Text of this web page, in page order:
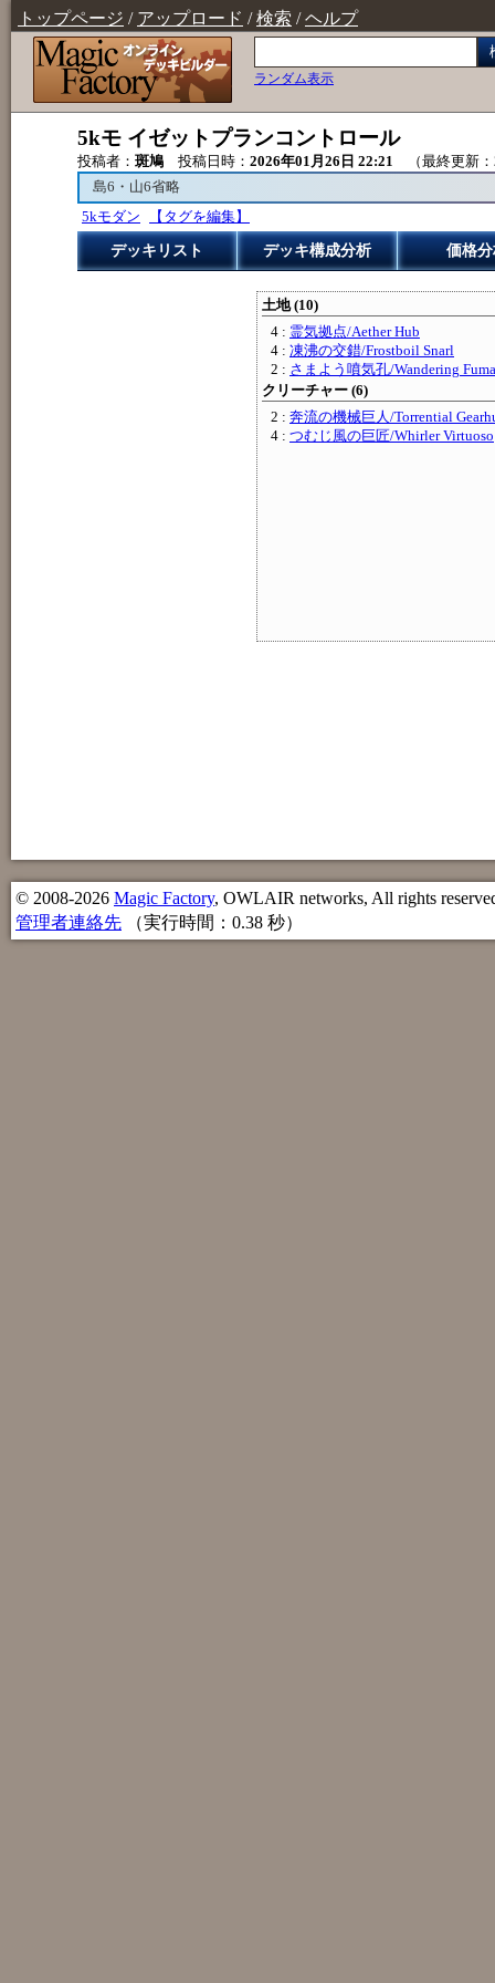
トップページ / アップロード /検索 /ヘルプ
ランダム表示
5kモ イゼットプランコントロール
投稿者： 斑鳩 投稿日時： 2026年01月26日 22:21 （最終更新：
島6・山6省略
5kモダン
【タグを編集】
デッキリスト デッキ構成分析 価格
土地 (10)
4 : 霊気拠点/Aether Hub
4 : 凍沸の交錯/Frostboil Snarl
2 : さまよう噴気孔/Wandering
クリーチャー (6)
2 : 奔流の機械巨人/Torrential
4 : つむじ風の巨匠/Whirler Virtuoso
© 2008-2026 Magic Factory, OWLAIR networks, All rights
管理者連絡先 （実行時間：0.38 秒）